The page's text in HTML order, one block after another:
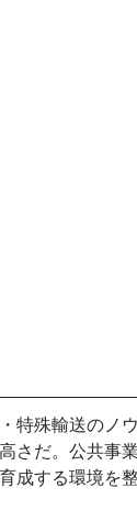
特殊輸送の
だ。公共事
成する環境